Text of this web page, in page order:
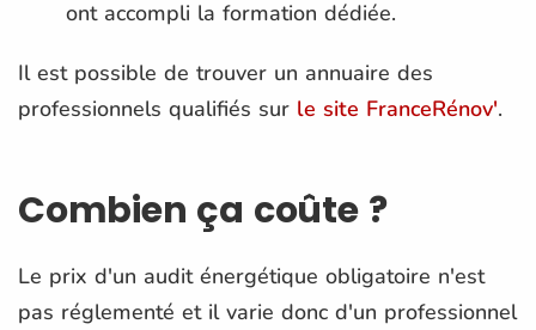
ont accompli la formation dédiée.
Il est possible de trouver un annuaire des
professionnels qualifiés sur le site FranceRénov'.
Combien ça coûte ?
Le prix d'un audit énergétique obligatoire n'est
pas réglementé et il varie donc d'un professionnel